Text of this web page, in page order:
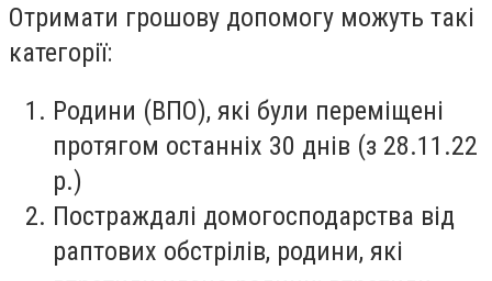
Отримати грошову допомогу можуть такі
категорії:
Родини (ВПО), які були переміщені
протягом останніх 30 днів (з 28.11.22
р.)
Постраждалі домогосподарства від
раптових обстрілів, родини, які